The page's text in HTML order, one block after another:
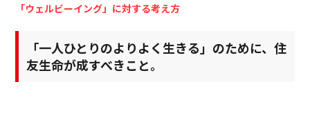
「ウェルビーイング」に対する考え方
「一人ひとりのよりよく生きる」のために、住
友生命が成すべきこと。